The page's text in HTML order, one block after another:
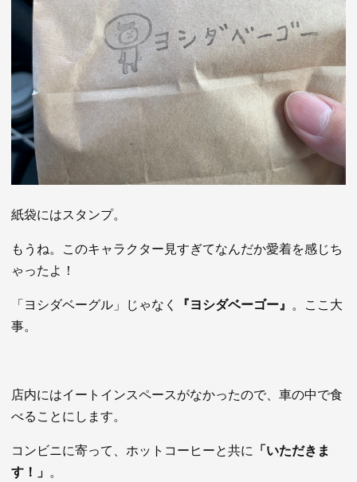
紙袋にはスタンプ。
もうね。このキャラクター見すぎてなんだか愛着を感じち
ゃったよ！
「ヨシダベーグル」じゃなく
『ヨシダベーゴー』 。ここ大
事。
店内にはイートインスペースがなかったので、車の中で食
べることにします。
コンビニに寄って、ホットコーヒーと共に 「いただきま
す！」 。